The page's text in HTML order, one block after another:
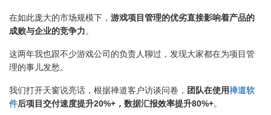
在如此庞大的市场规模下， 游戏项目管理的优劣直接影响着产品的
成败与企业的竞争力。
这两年我也跟不少游戏公司的负责人聊过，发现大家都在为项目管
理的事儿发愁。
我们打开天窗说亮话，根据禅道客户访谈问卷， 团队在使用禅道软
件后项目交付速度提升20%+，数据汇报效率提升80%+。